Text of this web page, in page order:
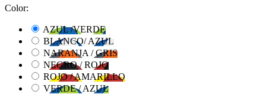
Color:
AZUL /VERDE
BLANCO/ AZUL
NARANJA / GRIS
NEGRO / ROJO
ROJO / AMARILLO
VERDE / AZUL